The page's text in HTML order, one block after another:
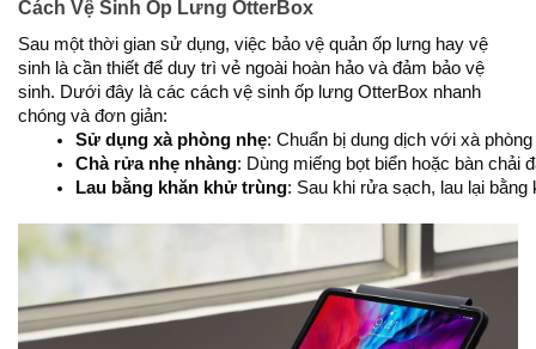
Cách Vệ Sinh Ốp Lưng OtterBox
Sau một thời gian sử dụng, việc bảo vệ quản ốp lưng hay vệ
sinh là cần thiết để duy trì vẻ ngoài hoàn hảo và đảm bảo vệ
sinh. Dưới đây là các cách vệ sinh ốp lưng OtterBox nhanh
chóng và đơn giản:
Sử dụng xà phòng nhẹ: Chuẩn bị dung dịch với xà
Chà rửa nhẹ nhàng: Dùng miếng bọt biển hoặc bàn chải
Lau bằng khăn khử trùng: Sau khi rửa sạch, lau lại